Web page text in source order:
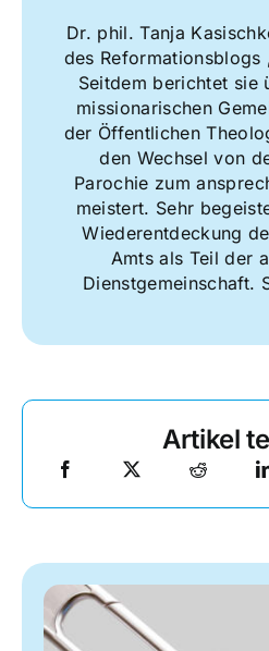
Dr. phil. Tanja
des Reformationsblogs
Seitdem berichtet sie
missionarischen
der Öffentlichen
den Wechsel von
Parochie zum
meistert. Sehr
Wiederentdeckung
Amts als Teil der
Dienstgemeinschaft.
Artikel